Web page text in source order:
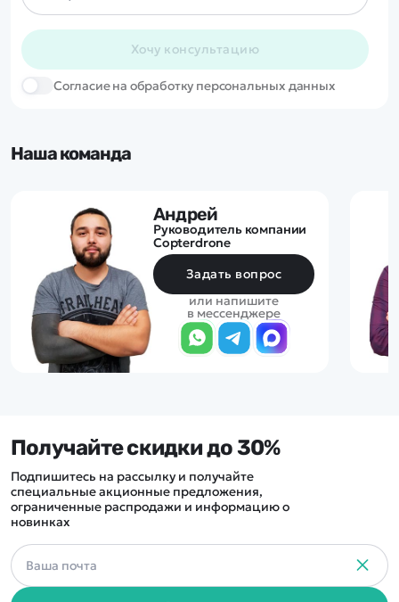
Хочу консультацию
Cогласие на обработку персональных данных
Наша команда
Андрей
Руководитель компании
Copterdrone
Задать вопрос
или напишите
в мессенджере
Получайте скидки до 30%
Подпишитесь на рассылку и получайте
специальные акционные предложения,
ограниченные распродажи и информацию о
новинках